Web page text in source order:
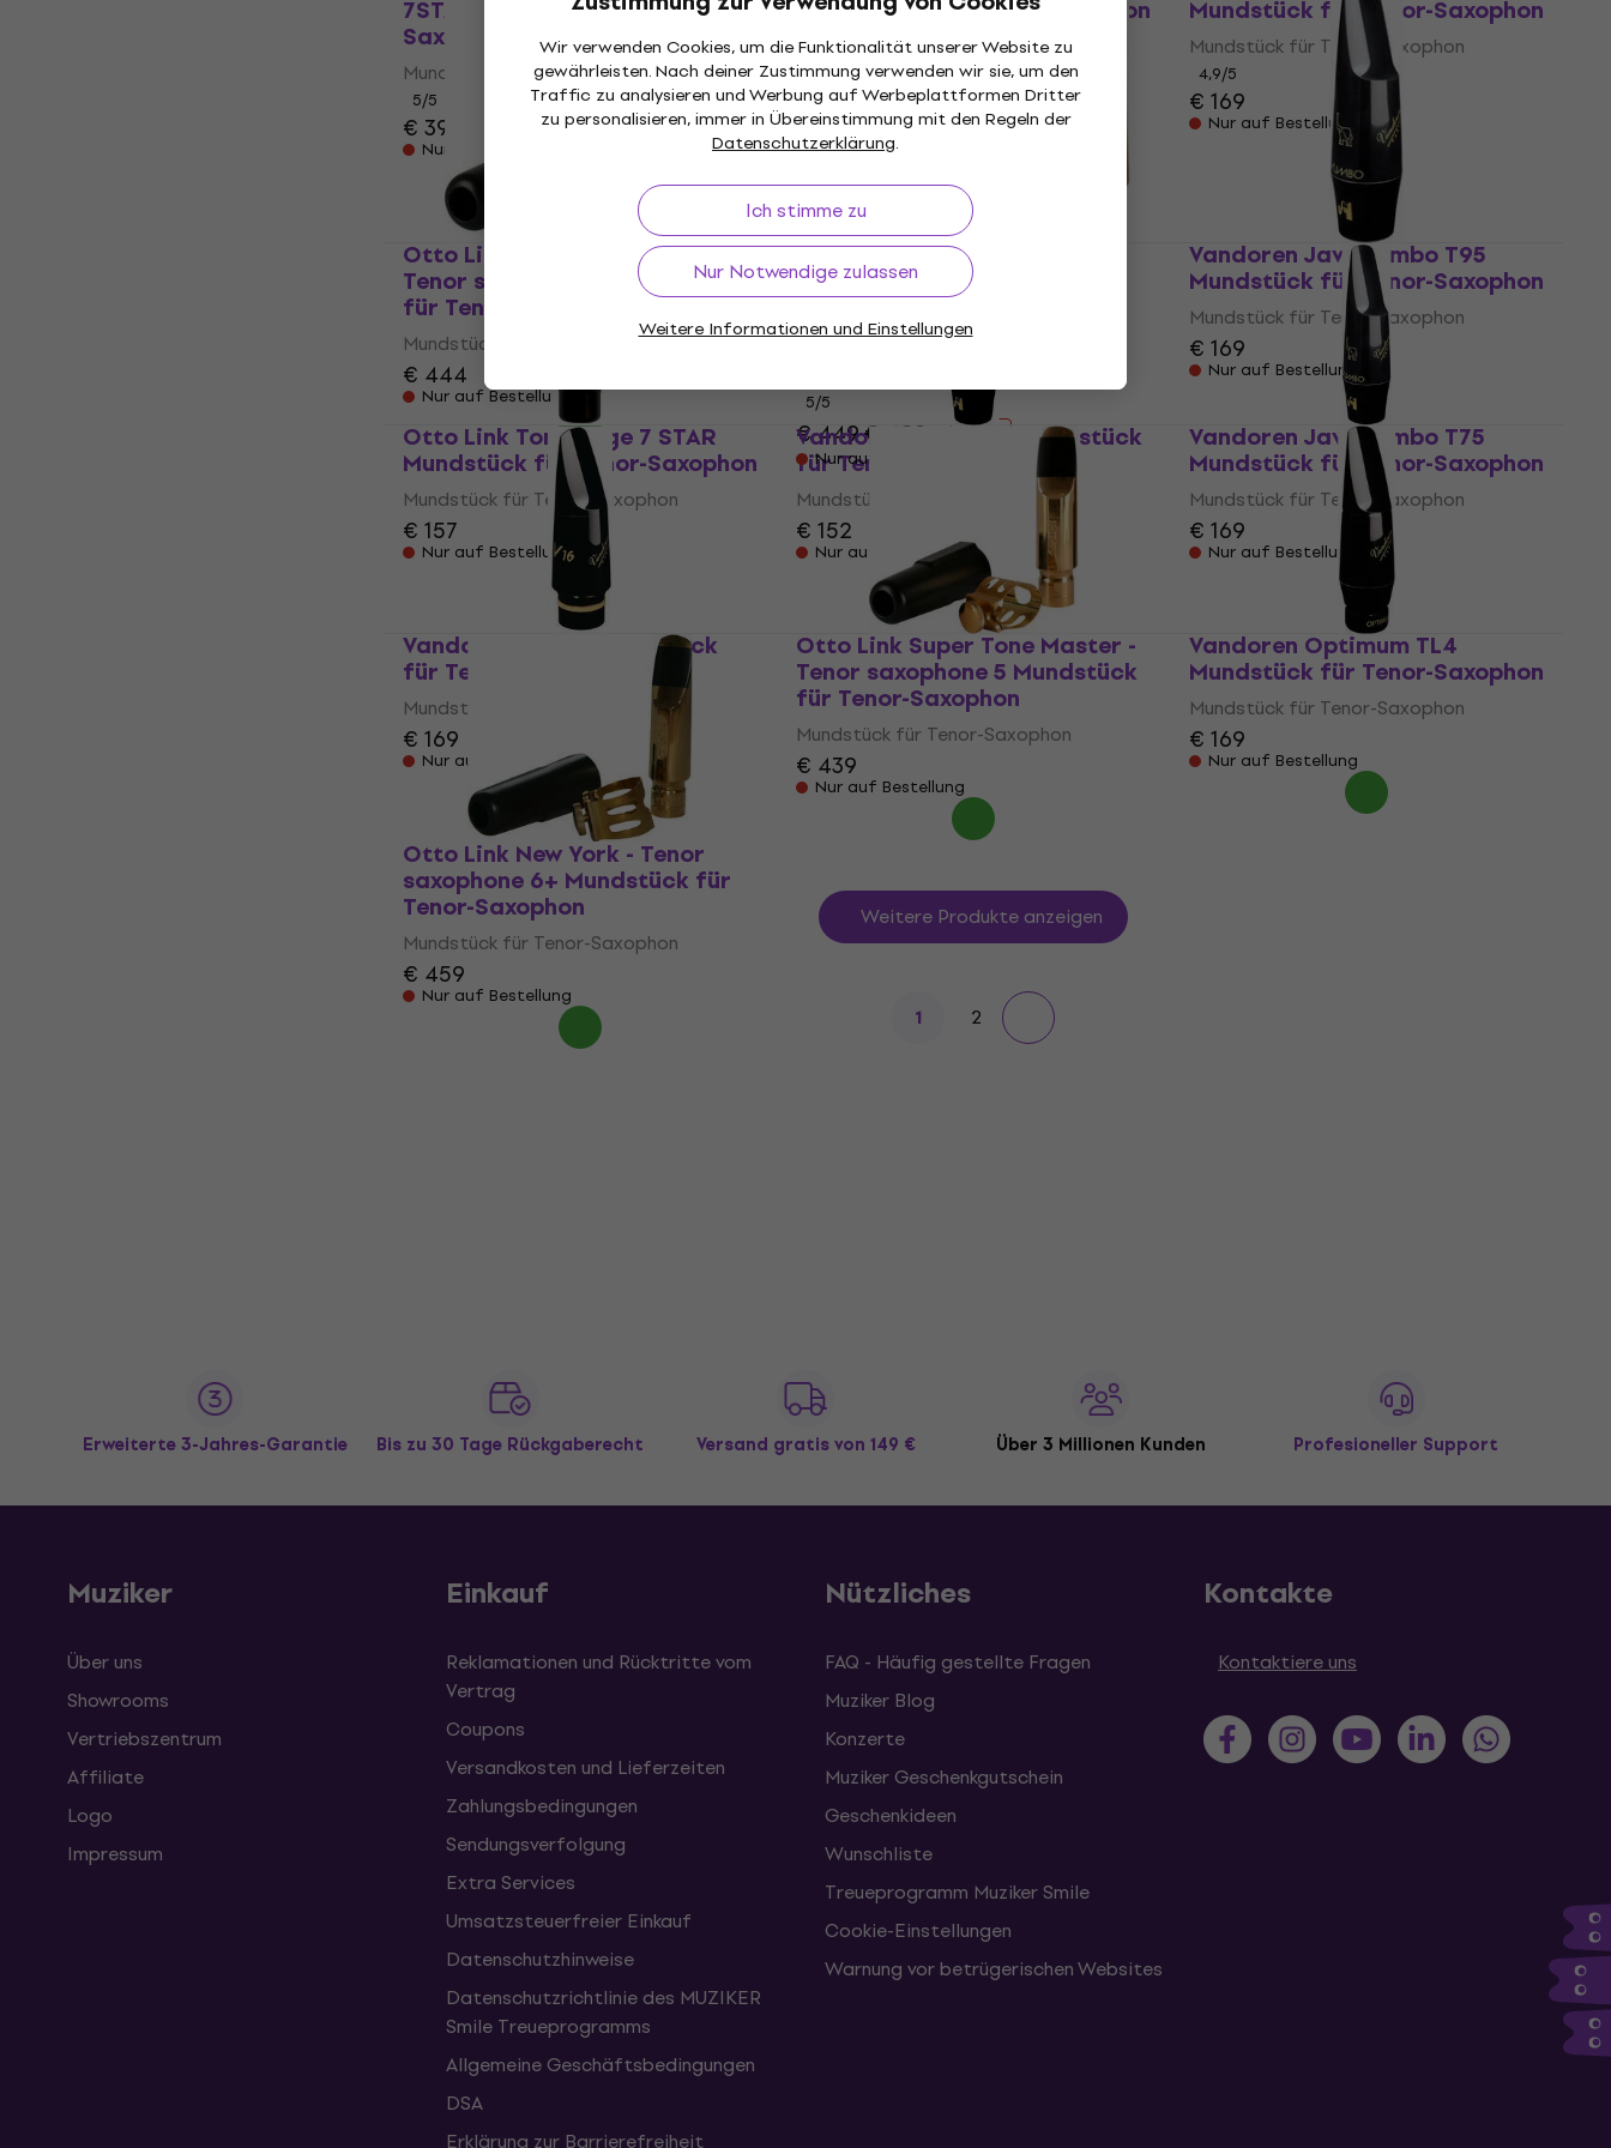
Wir verwenden Cookies, um die Funktionalität unserer Website zu
gewährleisten. Nach deiner Zustimmung verwenden wir sie, um den
Traffic zu analysieren und Werbung auf Werbeplattformen Dritter
zu personalisieren, immer in Übereinstimmung mit den Regeln der
Datenschutzerklärung.
Ich stimme zu
Nur Notwendige zulassen
Weitere Informationen und Einstellungen
7STAR Mundstück für Tenor-
Saxophon
Mundstück für Tenor-Saxophon
5/5
€ 395
Nur auf Bestellung
Mundstück für Tenor-Saxophon
Mundstück für Tenor-Saxophon
5/5
€ 169
Nur auf Bestellung
Mundstück für Tenor-Saxophon
Mundstück für Tenor-Saxophon
4,9/5
€ 169
Nur auf Bestellung
Otto Link Super Tone Master -
Tenor saxophone 6 Mundstück
für Tenor-Saxophon
Mundstück für Tenor-Saxophon
€ 444
Nur auf Bestellung
Otto Link Vintage - Tenor
Tenor-Saxophon
5/5
€ 449€ 489
- 8 %
Nur auf Bestellung
Vandoren Java Jumbo T95
Mundstück für Tenor-Saxophon
Mundstück für Tenor-Saxophon
€ 169
Nur auf Bestellung
Otto Link Tone Edge 7 STAR
Mundstück für Tenor-Saxophon
Mundstück für Tenor-Saxophon
€ 157
Nur auf Bestellung
Vandoren Java T75 Mundstück
für Tenor-Saxophon
Mundstück für Tenor-Saxophon
€ 152
Nur auf Bestellung
Vandoren Java Jumbo T75
Mundstück für Tenor-Saxophon
Mundstück für Tenor-Saxophon
€ 169
Nur auf Bestellung
Vandoren V16 T6 Mundstück
für Tenor-Saxophon
Mundstück für Tenor-Saxophon
€ 169
Nur auf Bestellung
Otto Link Super Tone Master -
Tenor saxophone 5 Mundstück
für Tenor-Saxophon
Mundstück für Tenor-Saxophon
€ 439
Nur auf Bestellung
Vandoren Optimum TL4
Mundstück für Tenor-Saxophon
Mundstück für Tenor-Saxophon
€ 169
Nur auf Bestellung
Otto Link New York - Tenor
saxophone 6+ Mundstück für
Tenor-Saxophon
Mundstück für Tenor-Saxophon
€ 459
Nur auf Bestellung
Weitere Produkte anzeigen
1 2
Erweiterte 3-Jahres-Garantie Bis zu 30 Tage Rückgaberecht Versand gratisvon 149 € Über 3 Millionen Kunden Profesioneller Support
Muziker
Über uns
Showrooms
Vertriebszentrum
Affiliate
Logo
Impressum
Einkauf
Reklamationen und Rücktritte vom
Vertrag
Coupons
Versandkosten und Lieferzeiten
Zahlungsbedingungen
Sendungsverfolgung
Extra Services
Umsatzsteuerfreier Einkauf
Datenschutzhinweise
Datenschutzrichtlinie des MUZIKER
Smile Treueprogramms
Allgemeine Geschäftsbedingungen
DSA
Erklärung zur Barrierefreiheit
Nützliches
FAQ - Häufig gestellte Fragen
Muziker Blog
Konzerte
Muziker Geschenkgutschein
Geschenkideen
Wunschliste
Treueprogramm Muziker Smile
Cookie-Einstellungen
Warnung vor betrügerischen Websites
Kontakte
Kontaktiere uns